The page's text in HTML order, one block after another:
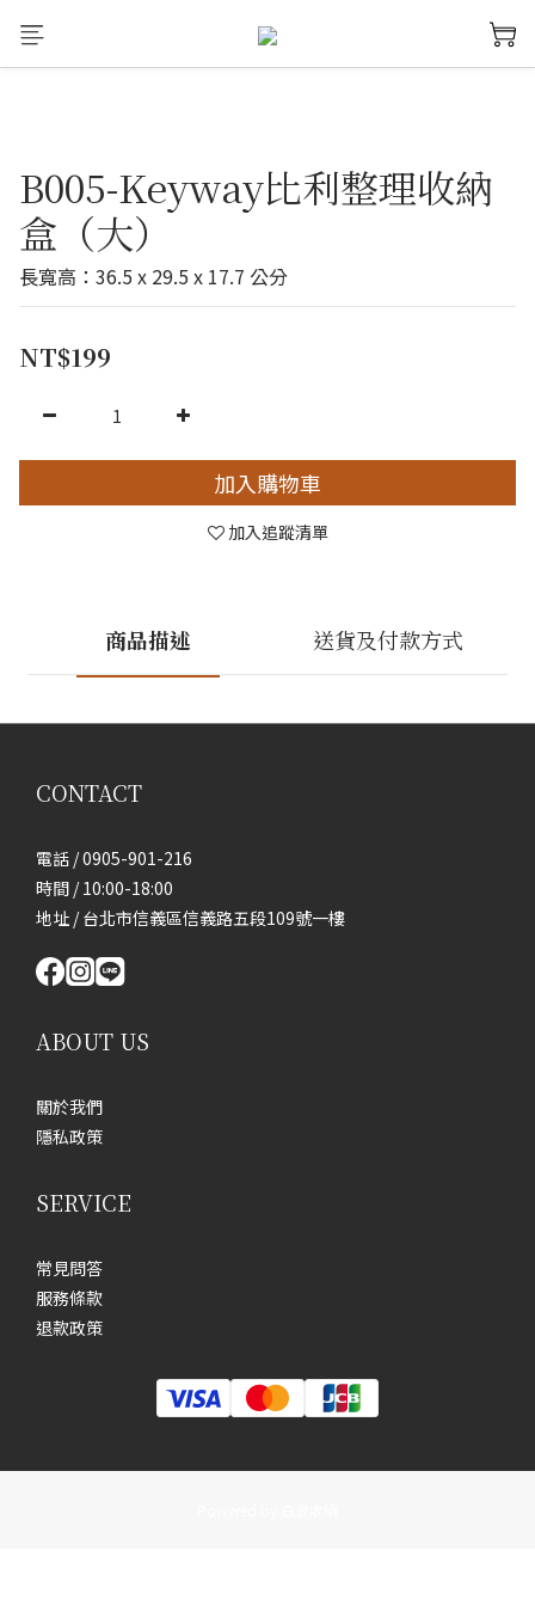
B005-Keyway比利整理收納
盒（大）
長寬高：36.5 x 29.5 x 17.7 公分
NT$199
加入購物車
加入追蹤清單
商品描述 送貨及付款方式
CONTACT
電話 / 0905-901-216
時間 / 10:00-18:00
地址 / 台北市信義區信義路五段109號一樓
ABOUT US
關於我們
隱私政策
SERVICE
常見問答
服務條款
退款政策